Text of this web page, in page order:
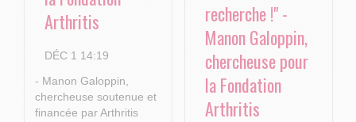
Arthritis
DÉC 1 14:19
- Manon Galoppin,
chercheuse soutenue et
financée par Arthritis
recherche !" -
Manon Galoppin,
chercheuse pour
la Fondation
Arthritis